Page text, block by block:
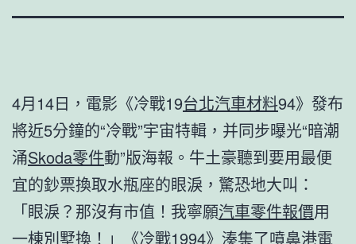
4月14日，電影《冷戰19台北汽車材料94》發布
將近5分鐘的“冷戰”宇宙特輯，并同步曝光“暗潮
涌Skoda零件動”版海報。牛土豪聽到要用最便
宜的鈔票換取水瓶座的眼淚，驚恐地大叫：
「眼淚？那沒有市值！我寧願汽車零件報價用
一棟別墅換！」《冷戰1994》湊集了噴鼻港電